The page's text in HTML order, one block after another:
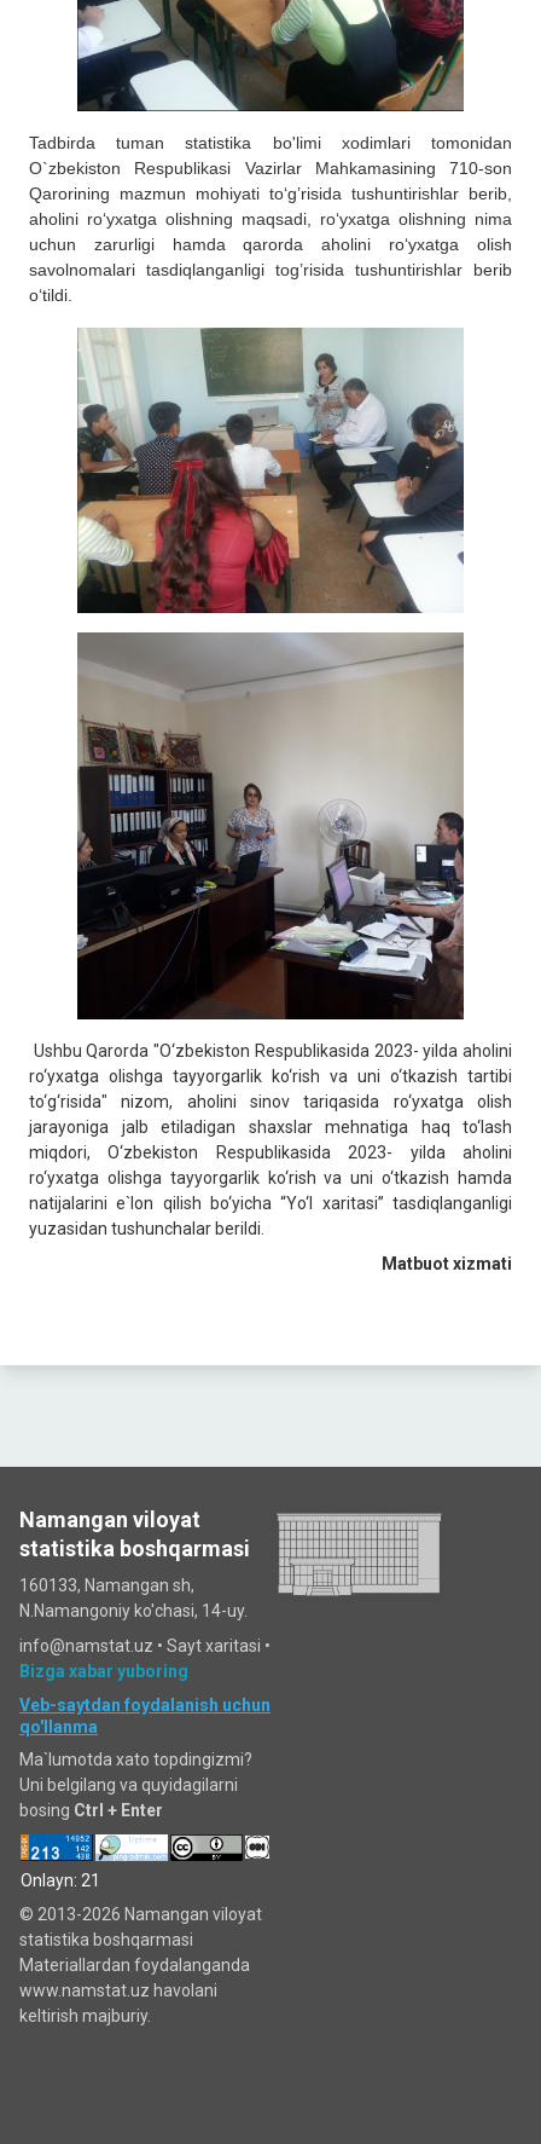
Tadbirda tuman statistika bo'limi xodimlari tomonidan
O`zbekiston Respublikasi Vazirlar Mahkamasining 710-son
Qarorining mazmun mohiyati to‘g’risida tushuntirishlar berib,
aholini ro‘yxatga olishning maqsadi, ro‘yxatga olishning nima
uchun zarurligi hamda qarorda aholini ro‘yxatga olish
savolnomalari tasdiqlanganligi tog’risida tushuntirishlar berib
o‘tildi.
Ushbu Qarorda "O‘zbekiston Respublikasida 2023- yilda aholini
ro‘yxatga olishga tayyorgarlik ko‘rish va uni o‘tkazish tartibi
to‘g‘risida" nizom, aholini sinov tariqasida ro‘yxatga olish
jarayoniga jalb etiladigan shaxslar mehnatiga haq to‘lash
miqdori, O‘zbekiston Respublikasida 2023- yilda aholini
ro‘yxatga olishga tayyorgarlik ko‘rish va uni o‘tkazish hamda
natijalarini e`lon qilish bo‘yicha “Yo‘l xaritasi” tasdiqlanganligi
yuzasidan tushunchalar berildi.
Matbuot xizmati
Namangan viloyat
statistika boshqarmasi
160133, Namangan sh,
N.Namangoniy ko'chasi, 14-uy.
info@namstat.uz • Sayt xaritasi •
Bizga xabar yuboring
Veb-saytdan foydalanish uchun
qo'llanma
Ma`lumotda xato topdingizmi?
Uni belgilang va quyidagilarni
bosing Ctrl + Enter
Onlayn: 21
© 2013-2026 Namangan viloyat
statistika boshqarmasi
Materiallardan foydalanganda
www.namstat.uz havolani
keltirish majburiy.